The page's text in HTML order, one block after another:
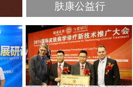
肤康公益行